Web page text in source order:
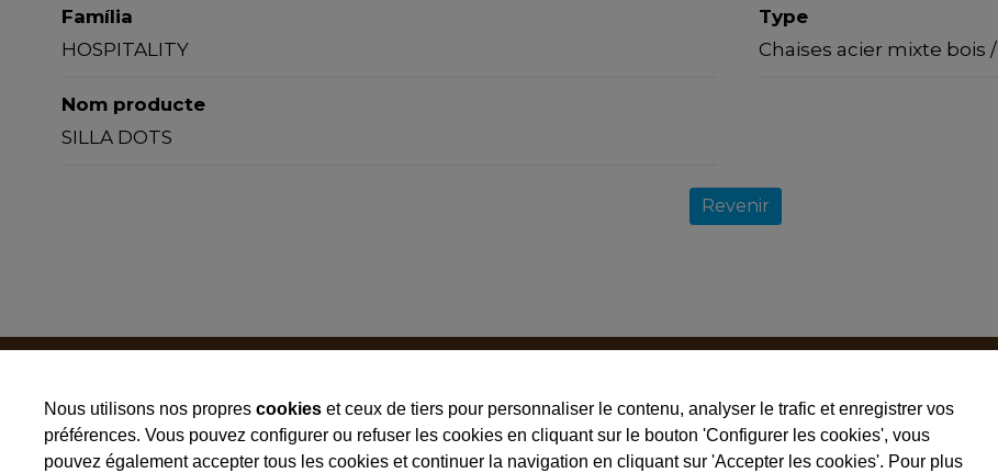
Família
HOSPITALITY
Type
Chaises acier mixte bois /
Nom producte
SILLA DOTS
Revenir
Ctra. N-II 454 km
Poligon industriel Galileo C / B
Fax. +34 973 795031
ventas@crom2.com
Nous utilisons nos proprescookies et ceux de tiers pour personnaliser le contenu, analyser le trafic et enregistrer vos
préférences. Vous pouvez configurer ou refuser les cookies en cliquant sur le bouton 'Configurer les cookies', vous
pouvez également accepter tous les cookies et continuer la navigation en cliquant sur 'Accepter les cookies'. Pour plus